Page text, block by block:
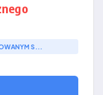
S...